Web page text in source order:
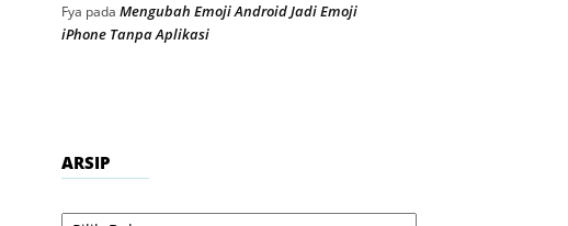
Fya pada Mengubah Emoji Android Jadi Emoji
iPhone Tanpa Aplikasi
ARSIP
Arsip